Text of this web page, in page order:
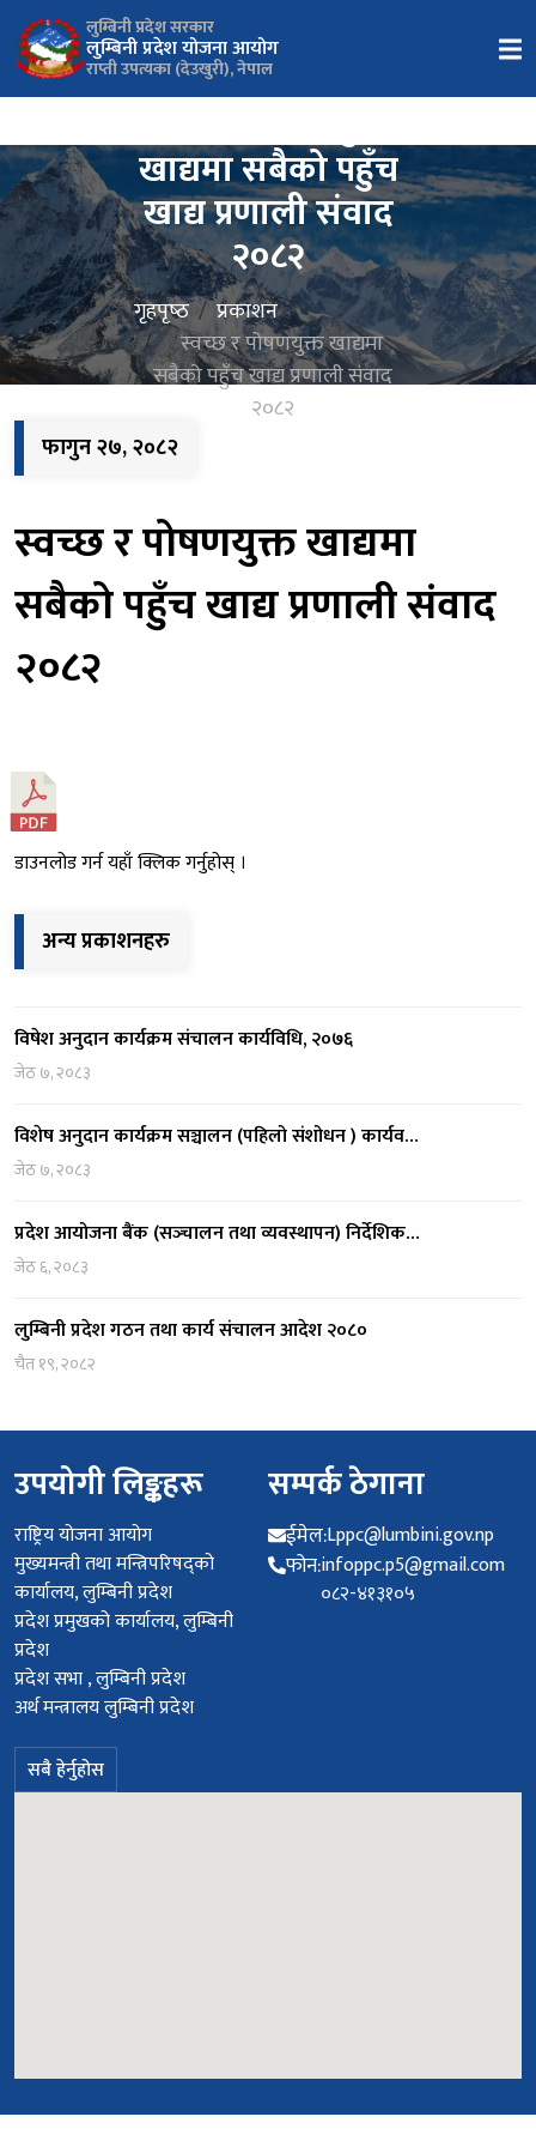
लुम्बिनी प्रदेश सरकार
लुम्बिनी प्रदेश योजना आयोग
राप्ती उपत्यका (देउखुरी), नेपाल
खाद्यमा सबैको पहुँच
खाद्य प्रणाली संवाद
२०८२
गृहपृष्‍ठ
प्रकाशन
स्वच्छ र पोषणयुक्त खाद्यमा
सबैको पहुँच खाद्य प्रणाली संवाद
२०८२
फागुन २७, २०८२
स्वच्छ र पोषणयुक्त खाद्यमा
सबैको पहुँच खाद्य प्रणाली संवाद
२०८२
डाउनलोड गर्न यहाँ क्लिक गर्नुहोस् ।
अन्य प्रकाशनहरु
विषेश अनुदान कार्यक्रम संचालन कार्यविधि, २०७६
जेठ ७, २०८३
विशेष अनुदान कार्यक्रम सञ्चालन (पहिलो संशोधन ) कार्यव…
जेठ ७, २०८३
प्रदेश आयोजना बैंक (सञ्‍चालन तथा व्यवस्थापन) निर्देशिक…
जेठ ६, २०८३
लुम्बिनी प्रदेश गठन तथा कार्य संचालन आदेश २०८०
चैत १९, २०८२
उपयोगी लिङ्कहरू
राष्ट्रिय योजना आयोग
मुख्यमन्त्री तथा मन्त्रिपरिषद्को
कार्यालय, लुम्बिनी प्रदेश
प्रदेश प्रमुखको कार्यालय, लुम्बिनी
प्रदेश
प्रदेश सभा , लुम्बिनी प्रदेश
अर्थ मन्त्रालय लुम्बिनी प्रदेश
सबै हेर्नुहोस
सम्पर्क ठेगाना
ईमेल:Lppc@lumbini.gov.np
फोन:infoppc.p5@gmail.com
०८२-४१३१०५